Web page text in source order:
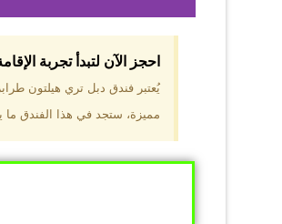
احجز الآن لتبدأ تجربة
يُعتبر فندق دبل تري هيلتون
مميزة، ستجد في هذا الفندق ما